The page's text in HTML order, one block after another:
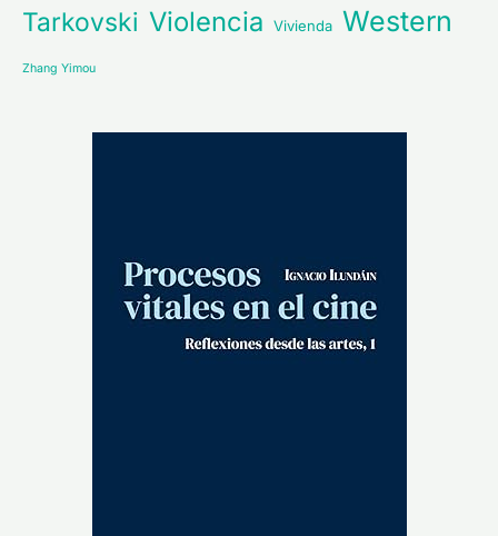
Tarkovski Violencia Vivienda Western
Zhang Yimou